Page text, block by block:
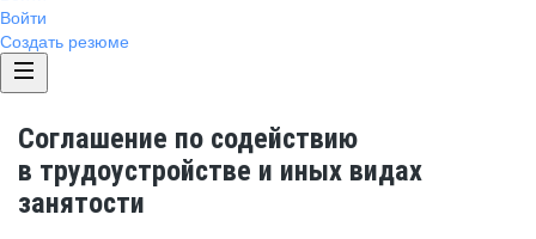
Войти
Создать резюме
Соглашение по содействию
в трудоустройстве и иных видах
занятости